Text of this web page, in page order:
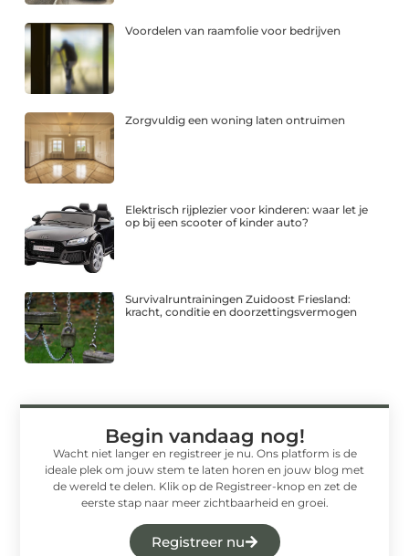
Voordelen van raamfolie voor bedrijven
Zorgvuldig een woning laten ontruimen
Elektrisch rijplezier voor kinderen: waar let je
op bij een scooter of kinder auto?
Survivalruntrainingen Zuidoost Friesland:
kracht, conditie en doorzettingsvermogen
Begin vandaag nog!
Wacht niet langer en registreer je nu. Ons platform is de
ideale plek om jouw stem te laten horen en jouw blog met
de wereld te delen. Klik op de Registreer-knop en zet de
eerste stap naar meer zichtbaarheid en groei.
Registreer nu